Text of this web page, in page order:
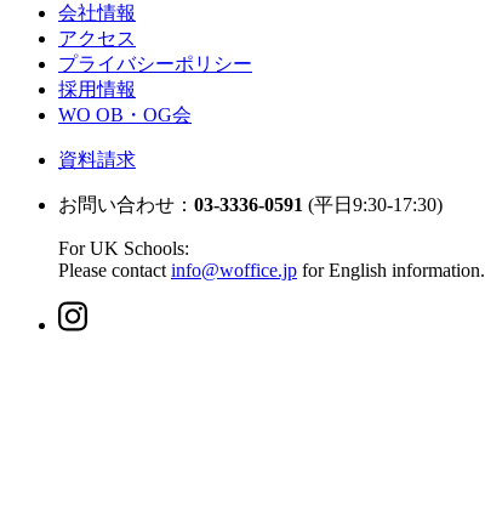
会社情報
アクセス
プライバシーポリシー
採用情報
WO OB・OG会
資料請求
お問い合わせ： 03-3336-0591 (平日9:30-17:30)
For UK Schools:
Please contact info@woffice.jp for English information.